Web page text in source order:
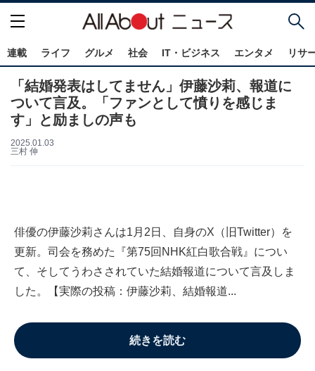
連載 ライフ グルメ 社会 IT・ビジネス エンタメ リサ
「結婚発表はしてません」伊藤沙莉、報道に
ついて言及。「ファンとして憤りを感じま
す」と励ましの声も
2025.01.03
三村 伸
俳優の伊藤沙莉さんは1月2日、自身のX（旧Twitter）を
更新。司会を務めた『第75回NHK紅白歌合戦』につい
て、そしてうわさされていた結婚報道について言及しま
した。【実際の投稿：伊藤沙莉、結婚報道...
続きを読む